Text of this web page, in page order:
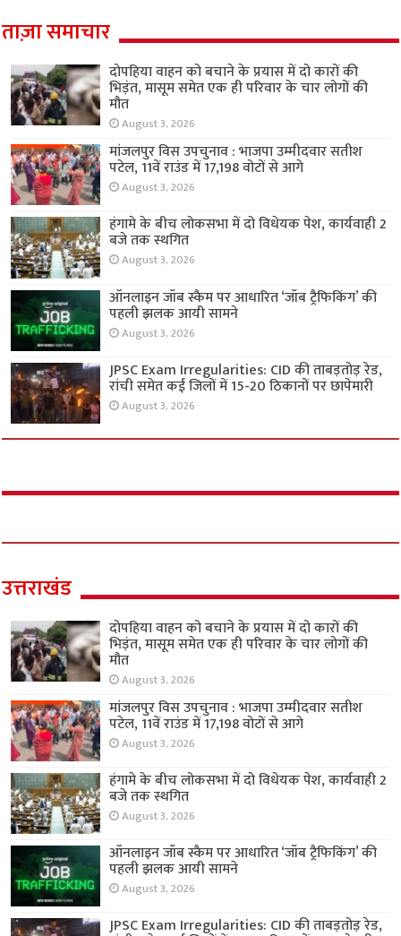
ताज़ा समाचार
दोपहिया वाहन को बचाने के प्रयास में दो कारों की
भिड़ंत, मासूम समेत एक ही परिवार के चार लोगों की
मौत
August 3, 2026
मांजलपुर विस उपचुनाव : भाजपा उम्मीदवार सतीश
पटेल, 11वें राउंड में 17,198 वोटों से आगे
August 3, 2026
हंगामे के बीच लोकसभा में दो विधेयक पेश, कार्यवाही 2
बजे तक स्थगित
August 3, 2026
ऑनलाइन जॉब स्कैम पर आधारित ‘जॉब ट्रैफिकिंग’ की
पहली झलक आयी सामने
August 3, 2026
JPSC Exam Irregularities: CID की ताबड़तोड़ रेड,
रांची समेत कई जिलों में 15-20 ठिकानों पर छापेमारी
August 3, 2026
उत्तराखंड
दोपहिया वाहन को बचाने के प्रयास में दो कारों की
भिड़ंत, मासूम समेत एक ही परिवार के चार लोगों की
मौत
August 3, 2026
मांजलपुर विस उपचुनाव : भाजपा उम्मीदवार सतीश
पटेल, 11वें राउंड में 17,198 वोटों से आगे
August 3, 2026
हंगामे के बीच लोकसभा में दो विधेयक पेश, कार्यवाही 2
बजे तक स्थगित
August 3, 2026
ऑनलाइन जॉब स्कैम पर आधारित ‘जॉब ट्रैफिकिंग’ की
पहली झलक आयी सामने
August 3, 2026
JPSC Exam Irregularities: CID की ताबड़तोड़ रेड,